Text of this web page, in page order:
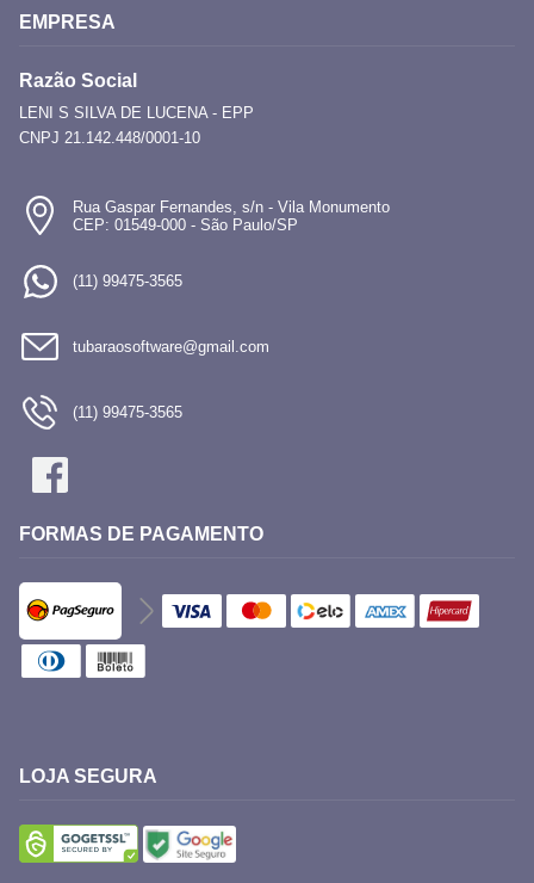
EMPRESA
Razão Social
LENI S SILVA DE LUCENA - EPP
CNPJ 21.142.448/0001-10
Rua Gaspar Fernandes, s/n - Vila Monumento
CEP: 01549-000 - São Paulo/SP
(11) 99475-3565
tubaraosoftware@gmail.com
(11) 99475-3565
FORMAS DE PAGAMENTO
LOJA SEGURA